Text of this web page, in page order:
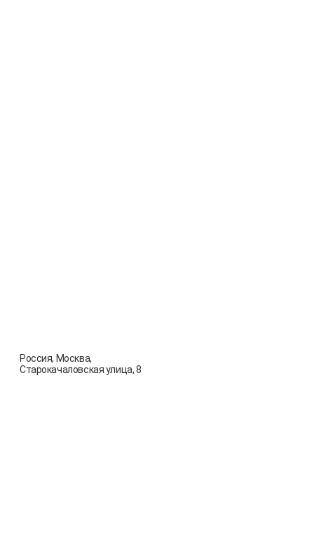
Россия, Москва,
Старокачаловская улица, 8